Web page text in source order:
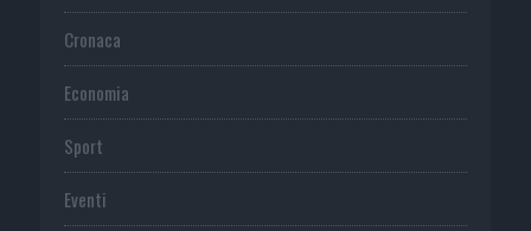
Cronaca
Economia
Sport
Eventi